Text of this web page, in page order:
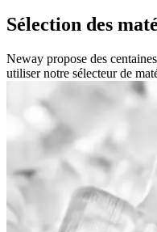
Sélection des
Neway propose des
utiliser notre sélecteur de